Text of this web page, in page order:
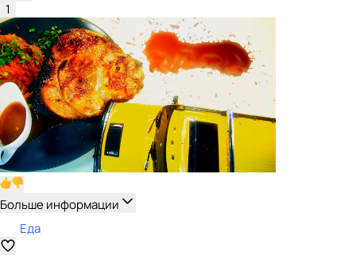
1
Больше информации
Еда